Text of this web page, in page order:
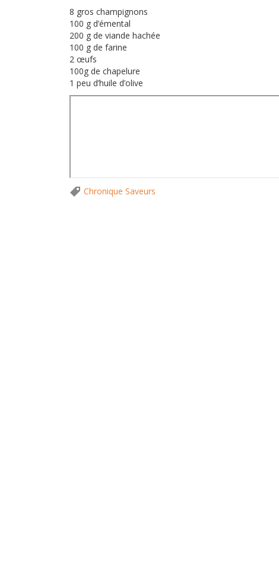
8 gros champignons
100 g d’émental
200 g de viande hachée
100 g de farine
2 œufs
100g de chapelure
1 peu d’huile d’olive
Chronique Saveurs